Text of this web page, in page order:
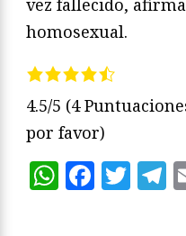
vez fallecido,
homosexual.
4.5/5 (4
por favor)